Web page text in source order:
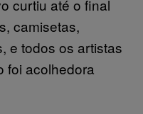
curtiu até o final
camisetas,
e todos os artistas
foi acolhedora